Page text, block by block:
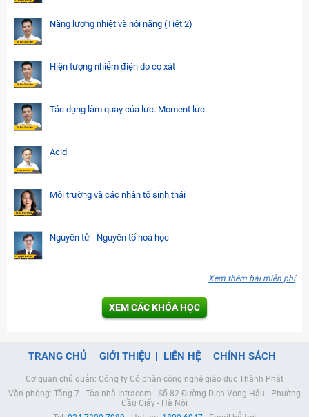
Năng lượng nhiệt và nội năng (Tiết 2)
Hiện tượng nhiễm điện do cọ xát
Tác dụng làm quay của lực. Moment lực
Acid
Môi trường và các nhân tố sinh thái
Nguyên tử - Nguyên tố hoá học
Xem thêm bài miễn phí
XEM CÁC KHÓA HỌC
TRANG CHỦ GIỚI THIỆU LIÊN HỆ CHÍNH SÁCH
Cơ quan chủ quản: Công ty Cổ phần công nghệ giáo dục Thành Phát
Văn phòng: Tầng 7 - Tòa nhà Intracom - Số 82 Đường Dịch Vọng Hậu - Phường
Cầu Giấy - Hà Nội